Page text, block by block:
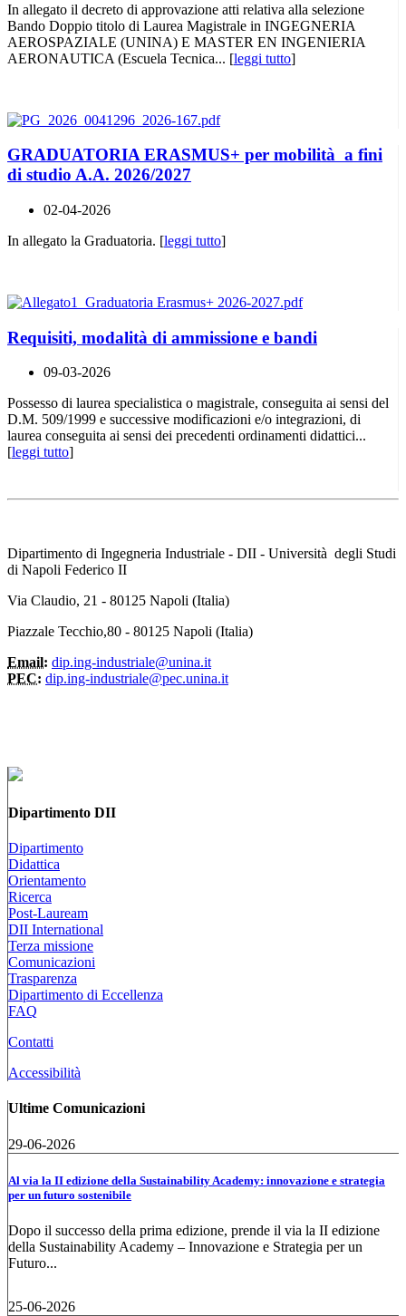
In allegato il decreto di approvazione atti relativa alla selezione
Bando Doppio titolo di Laurea Magistrale in INGEGNERIA
AEROSPAZIALE (UNINA) E MASTER EN INGENIERIA
AERONAUTICA (Escuela Tecnica... [leggi tutto]
GRADUATORIA ERASMUS+ per mobilità a fini
di studio A.A. 2026/2027
02-04-2026
In allegato la Graduatoria. [leggi tutto]
Requisiti, modalità di ammissione e bandi
09-03-2026
Possesso di laurea specialistica o magistrale, conseguita ai sensi del
D.M. 509/1999 e successive modificazioni e/o integrazioni, di
laurea conseguita ai sensi dei precedenti ordinamenti didattici...
[leggi tutto]
Dipartimento di Ingegneria Industriale - DII - Università degli Studi
di Napoli Federico II
Via Claudio, 21 - 80125 Napoli (Italia)
Piazzale Tecchio,80 - 80125 Napoli (Italia)
Email: dip.ing-industriale@unina.it
PEC: dip.ing-industriale@pec.unina.it
Dipartimento DII
Dipartimento
Didattica
Orientamento
Ricerca
Post-Lauream
DII International
Terza missione
Comunicazioni
Trasparenza
Dipartimento di Eccellenza
FAQ
Contatti
Accessibilità
Ultime Comunicazioni
29-06-2026
Al via la II edizione della Sustainability Academy: innovazione e strategia
per un futuro sostenibile
Dopo il successo della prima edizione, prende il via la II edizione
della Sustainability Academy – Innovazione e Strategia per un
Futuro...
25-06-2026